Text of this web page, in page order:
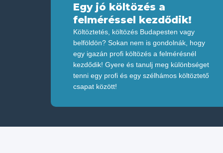
Egy jó költözés a
felméréssel kezdődik!
Költöztetés, költözés Budapesten vagy
belföldön? Sokan nem is gondolnák, hogy
egy igazán profi költözés a felmérésnél
kezdődik! Gyere és tanulj meg különbséget
tenni egy profi és egy szélhámos költöztető
csapat között!